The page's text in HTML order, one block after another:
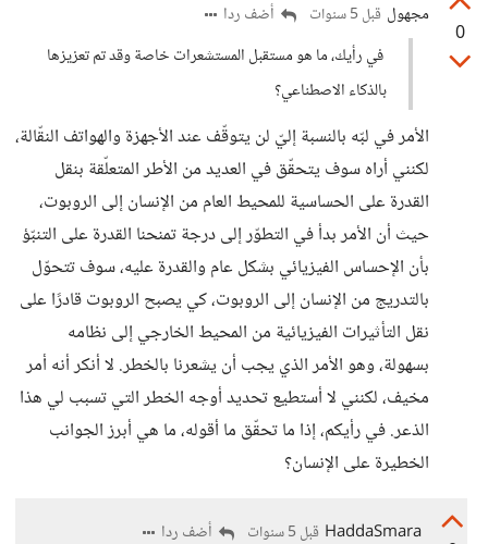
0
مجهول قبل 5 سنوات
أضف ردا
في رأيك، ما هو مستقبل المستشعرات خاصة وقد تم تعزيزها
بالذكاء الاصطناعي؟
الأمر في لبّه بالنسبة إليّ لن يتوقّف عند الأجهزة والهواتف النقّالة،
لكنني أراه سوف يتحقّق في العديد من الأطر المتعلّقة بنقل
القدرة على الحساسية للمحيط العام من الإنسان إلى الروبوت،
حيث أن الأمر بدأ في التطوّر إلى درجة تمنحنا القدرة على التنبّؤ
بأن الإحساس الفيزيائي بشكل عام والقدرة عليه، سوف تتحوّل
بالتدريج من الإنسان إلى الروبوت، كي يصبح الروبوت قادرًا على
نقل التأثيرات الفيزيائية من المحيط الخارجي إلى نظامه
بسهولة، وهو الأمر الذي يجب أن يشعرنا بالخطر. لا أنكر أنه أمر
مخيف، لكنني لا أستطيع تحديد أوجه الخطر التي تسبب لي هذا
الذعر. في رأيكم، إذا ما تحقّق ما أقوله، ما هي أبرز الجوانب
الخطيرة على الإنسان؟
HaddaSmara قبل 5 سنوات أضف ردا